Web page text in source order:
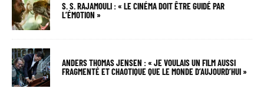
S. S. RAJAMOULI : « LE CINÉMA DOIT ÊTRE GUIDÉ PAR
L’ÉMOTION »
ANDERS THOMAS JENSEN : « JE VOULAIS UN FILM AUSSI
FRAGMENTÉ ET CHAOTIQUE QUE LE MONDE D’AUJOURD’HUI »